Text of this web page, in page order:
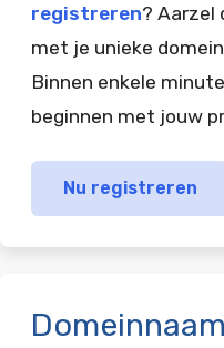
registreren? Aarzel
met je unieke
Binnen enkele
beginnen met jouw
Nu registreren